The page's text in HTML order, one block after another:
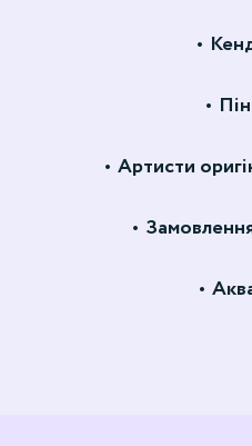
Артисти